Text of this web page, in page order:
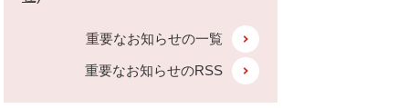
重要なお知らせの一覧
重要なお知らせのRSS